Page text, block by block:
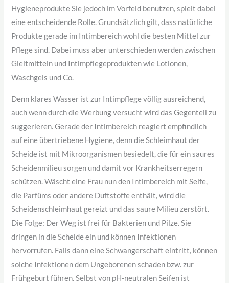
Hygieneprodukte Sie jedoch im Vorfeld benutzen, spielt dabei
eine entscheidende Rolle. Grundsätzlich gilt, dass natürliche
Produkte gerade im Intimbereich wohl die besten Mittel zur
Pflege sind. Dabei muss aber unterschieden werden zwischen
Gleitmitteln und Intimpflegeprodukten wie Lotionen,
Waschgels und Co.
Denn klares Wasser ist zur Intimpflege völlig ausreichend,
auch wenn durch die Werbung versucht wird das Gegenteil zu
suggerieren. Gerade der Intimbereich reagiert empfindlich
auf eine übertriebene Hygiene, denn die Schleimhaut der
Scheide ist mit Mikroorganismen besiedelt, die für ein saures
Scheidenmilieu sorgen und damit vor Krankheitserregern
schützen. Wäscht eine Frau nun den Intimbereich mit Seife,
die Parfüms oder andere Duftstoffe enthält, wird die
Scheidenschleimhaut gereizt und das saure Milieu zerstört.
Die Folge: Der Weg ist frei für Bakterien und Pilze. Sie
dringen in die Scheide ein und können Infektionen
hervorrufen. Falls dann eine Schwangerschaft eintritt, können
solche Infektionen dem Ungeborenen schaden bzw. zur
Frühgeburt führen. Selbst von pH-neutralen Seifen ist